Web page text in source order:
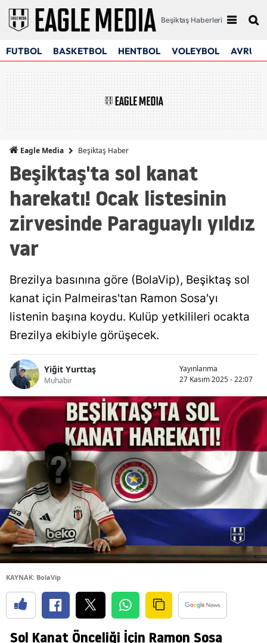
Beşiktaş Haberleri
FUTBOL BASKETBOL HENTBOL VOLEYBOL
Eagle Media Beşiktaş Haber
Beşiktaş'ta sol kanat
harekatı! Ocak listesinin
zirvesinde Paraguaylı yıldız
var
Brezilya basınına göre (BolaVip), Beşiktaş sol
kanat için Palmeiras'tan Ramon Sosa'yı
listenin başına koydu. Kulüp yetkilileri ocakta
Brezilya ekibiyle görüşecek.
Yiğit Yurttaş
Muhabir
Yayınlanma
27 Kasım 2025 - 22:07
KAYNAK: BolaVip
Sol Kanat Önceliği İçin Ramon Sosa